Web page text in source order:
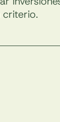
criterio.